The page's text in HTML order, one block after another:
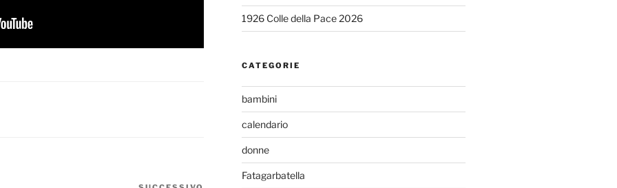
1926 Colle della Pace 2026
CATEGORIE
bambini
calendario
donne
Fatagarbatella